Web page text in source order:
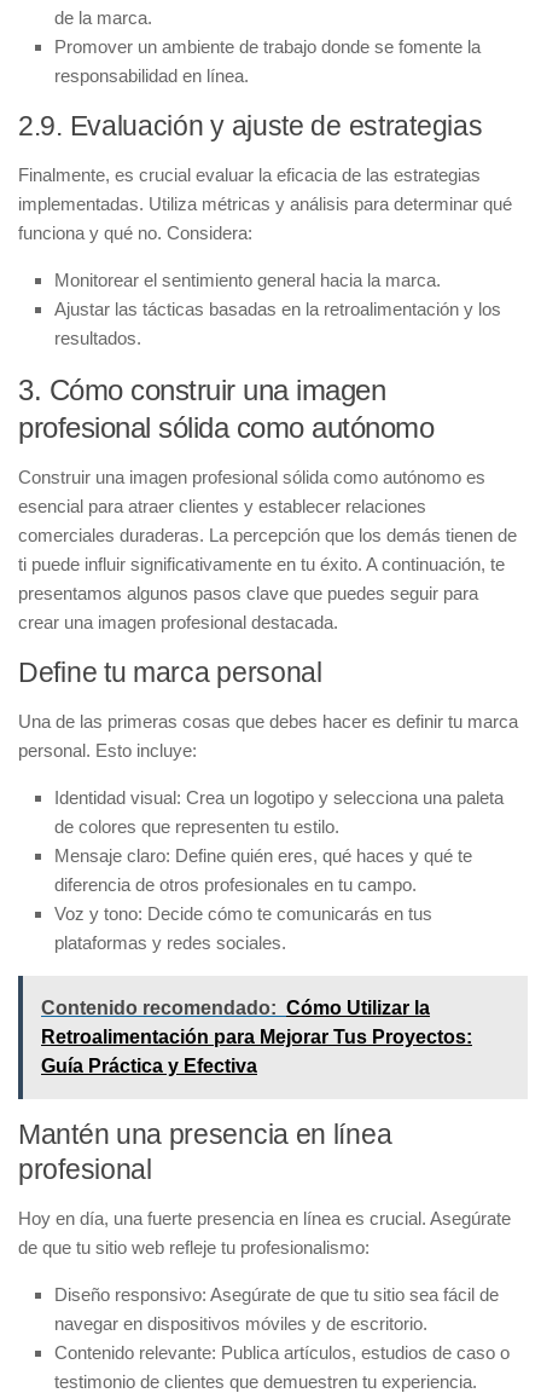
de la marca.
Promover un ambiente de trabajo donde se fomente la
responsabilidad en línea.
2.9. Evaluación y ajuste de estrategias
Finalmente, es crucial evaluar la eficacia de las estrategias
implementadas. Utiliza métricas y análisis para determinar qué
funciona y qué no. Considera:
Monitorear el sentimiento general hacia la marca.
Ajustar las tácticas basadas en la retroalimentación y los
resultados.
3. Cómo construir una imagen
profesional sólida como autónomo
Construir una imagen profesional sólida como autónomo es
esencial para atraer clientes y establecer relaciones
comerciales duraderas. La percepción que los demás tienen de
ti puede influir significativamente en tu éxito. A continuación, te
presentamos algunos pasos clave que puedes seguir para
crear una imagen profesional destacada.
Define tu marca personal
Una de las primeras cosas que debes hacer es definir tu marca
personal. Esto incluye:
Identidad visual: Crea un logotipo y selecciona una paleta
de colores que representen tu estilo.
Mensaje claro: Define quién eres, qué haces y qué te
diferencia de otros profesionales en tu campo.
Voz y tono: Decide cómo te comunicarás en tus
plataformas y redes sociales.
Contenido recomendado: Cómo Utilizar la
Retroalimentación para Mejorar Tus Proyectos:
Guía Práctica y Efectiva
Mantén una presencia en línea
profesional
Hoy en día, una fuerte presencia en línea es crucial. Asegúrate
de que tu sitio web refleje tu profesionalismo:
Diseño responsivo: Asegúrate de que tu sitio sea fácil de
navegar en dispositivos móviles y de escritorio.
Contenido relevante: Publica artículos, estudios de caso o
testimonio de clientes que demuestren tu experiencia.